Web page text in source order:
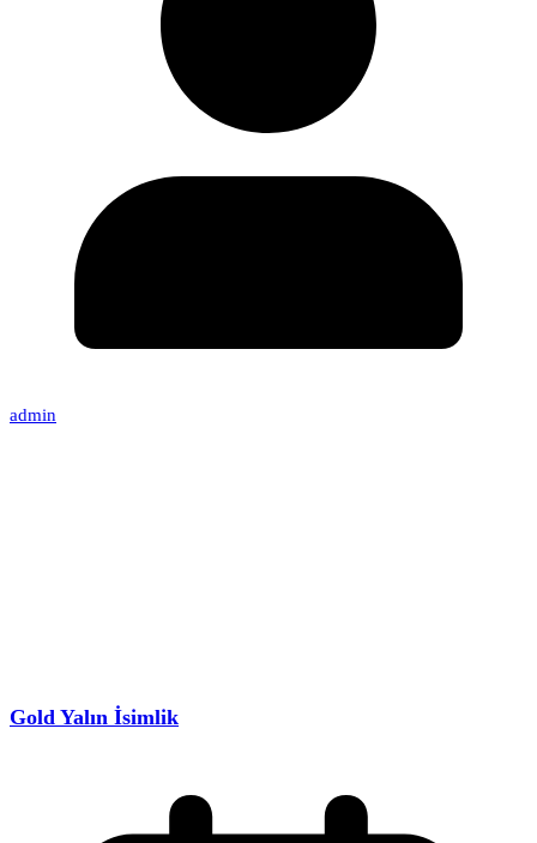
admin
Gold Yalın İsimlik